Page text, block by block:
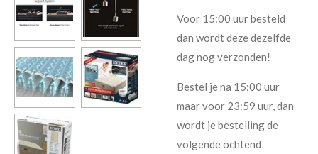
Voor 15:00 uur besteld
dan wordt deze dezelfde
dag nog verzonden!
Bestel je na 15:00 uur
maar voor 23:59 uur, dan
wordt je bestelling de
volgende ochtend